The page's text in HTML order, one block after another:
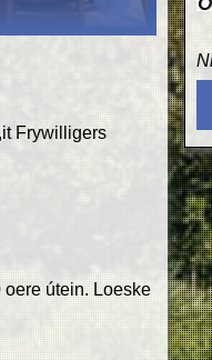
Frywilligers
oere útein. Loeske